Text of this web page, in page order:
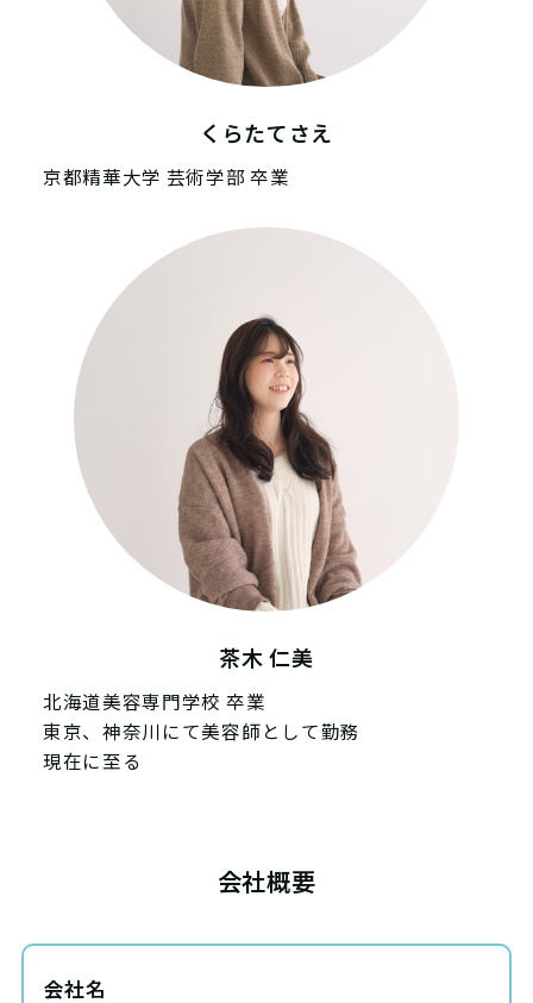
くらたてさえ
京都精華大学 芸術学部 卒業
茶木 仁美
北海道美容専門学校 卒業
東京、神奈川にて美容師として勤務
現在に至る
会社概要
会社名